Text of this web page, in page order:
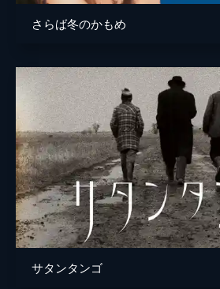
さらば冬のかもめ
サタンタンゴ